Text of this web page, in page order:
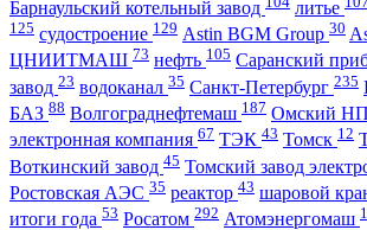
Барнаульский котельный завод литье
125 судостроение 129 Astin BGM Group 30
ЦНИИТМАШ 73 нефть 105 Саранский
завод 23 водоканал 35 Санкт-Петербург 235
БАЗ 88 Волгограднефтемаш 187 Омский
электронная компания 67 ТЭК 43 Томск 12
Воткинский завод 45 Томский завод
Ростовская АЭС 35 реактор 43 шаровой
итоги года 53 Росатом 292 Атомэнергомаш